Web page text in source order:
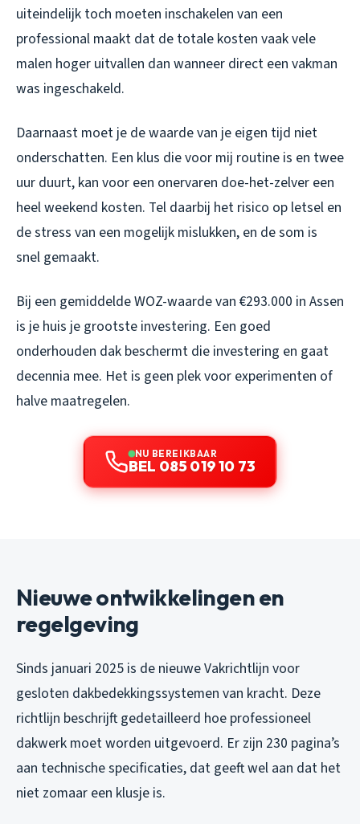
uiteindelijk toch moeten inschakelen van een
professional maakt dat de totale kosten vaak vele
malen hoger uitvallen dan wanneer direct een vakman
was ingeschakeld.
Daarnaast moet je de waarde van je eigen tijd niet
onderschatten. Een klus die voor mij routine is en twee
uur duurt, kan voor een onervaren doe-het-zelver een
heel weekend kosten. Tel daarbij het risico op letsel en
de stress van een mogelijk mislukken, en de som is
snel gemaakt.
Bij een gemiddelde WOZ-waarde van €293.000 in Assen
is je huis je grootste investering. Een goed
onderhouden dak beschermt die investering en gaat
decennia mee. Het is geen plek voor experimenten of
halve maatregelen.
NU BEREIKBAAR
BEL 085 019 10 73
Nieuwe ontwikkelingen en
regelgeving
Sinds januari 2025 is de nieuwe Vakrichtlijn voor
gesloten dakbedekkingssystemen van kracht. Deze
richtlijn beschrijft gedetailleerd hoe professioneel
dakwerk moet worden uitgevoerd. Er zijn 230 pagina’s
aan technische specificaties, dat geeft wel aan dat het
niet zomaar een klusje is.